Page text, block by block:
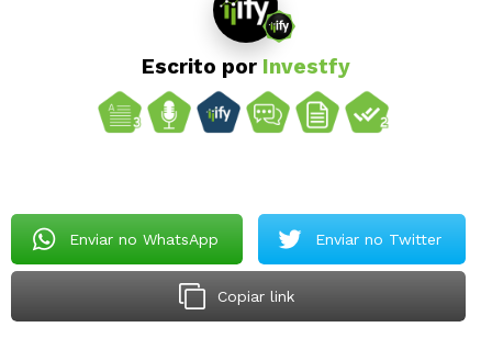
Escrito por Investfy
Enviar no WhatsApp Enviar no Twitter
Copiar link